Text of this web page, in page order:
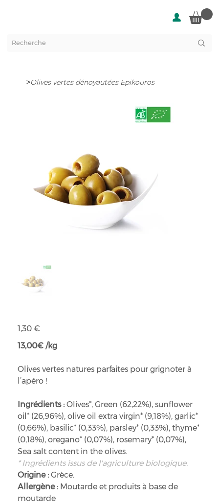
>Olives vertes dénoyautées Epikouros
Prix
1,30 €
13,00€ /kg
Olives vertes natures parfaites pour grignoter à
l’apéro !
Ingrédients : Olives*, Green (62,22%), sunflower
oil* (26,96%), olive oil extra virgin* (9,18%), garlic*
(0,66%), basilic* (0,33%), parsley* (0,33%), thyme*
(0,18%), oregano* (0,07%), rosemary* (0,07%),
Sea salt content in the olives.
* Ingrédients issus de l'agriculture biologique.
Origine :Grèce.
Allergène : Moutarde et produits à base de
moutarde